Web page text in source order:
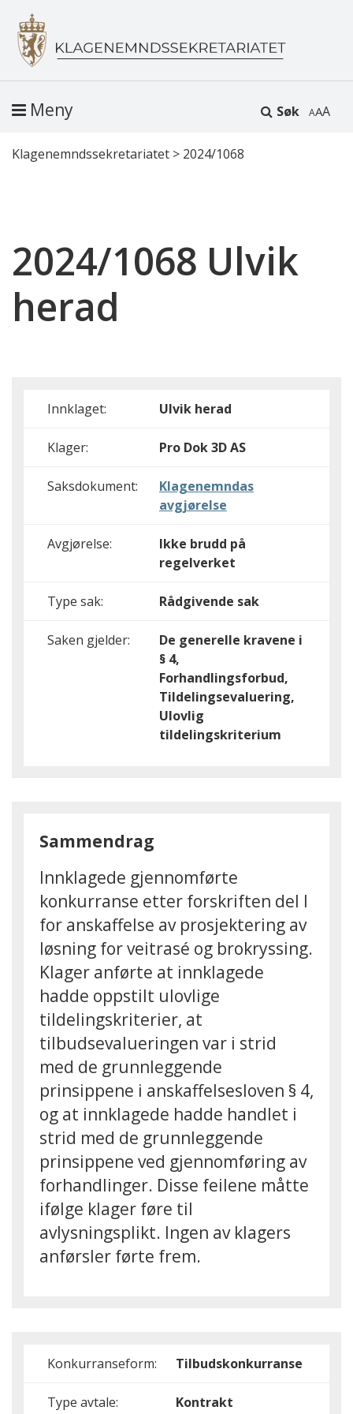
Søk A
Meny
Klagenemndssekretariatet > 2024/1068
2024/1068 Ulvik
herad
Innklaget: Ulvik herad
Klager: Pro Dok 3D AS
Saksdokument:
Klagenemndas
avgjørelse
Avgjørelse:
Ikke brudd på
regelverket
Type sak: Rådgivende sak
Saken gjelder:
De generelle kravene i
§ 4,
Forhandlingsforbud,
Tildelingsevaluering,
Ulovlig
tildelingskriterium
Sammendrag
Innklagede gjennomførte
konkurranse etter forskriften del I
for anskaffelse av prosjektering av
løsning for veitrasé og brokryssing.
Klager anførte at innklagede
hadde oppstilt ulovlige
tildelingskriterier, at
tilbudsevalueringen var i strid
med de grunnleggende
prinsippene i anskaffelsesloven § 4,
og at innklagede hadde handlet i
strid med de grunnleggende
prinsippene ved gjennomføring av
forhandlinger. Disse feilene måtte
ifølge klager føre til
avlysningsplikt. Ingen av klagers
anførsler førte frem.
Konkurranseform: Tilbudskonkurranse
Type avtale: Kontrakt